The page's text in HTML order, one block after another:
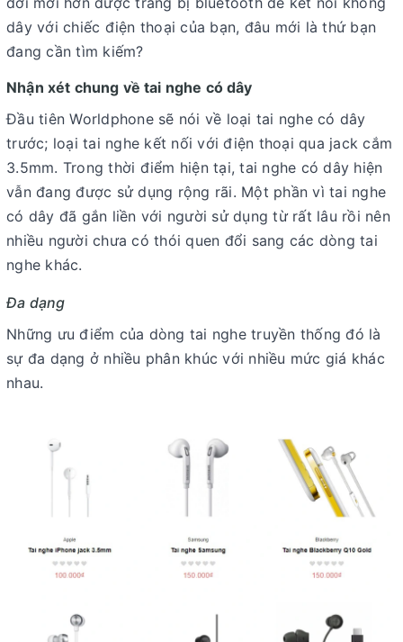
dây với chiếc điện thoại của bạn, đâu mới là thứ bạn
đang cần tìm kiếm?
Nhận xét chung về tai nghe có dây
Đầu tiên Worldphone sẽ nói về loại tai nghe có dây
trước; loại tai nghe kết nối với điện thoại qua jack cắm
3.5mm. Trong thời điểm hiện tại, tai nghe có dây hiện
vẫn đang được sử dụng rộng rãi. Một phần vì tai nghe
có dây đã gắn liền với người sử dụng từ rất lâu rồi nên
nhiều người chưa có thói quen đổi sang các dòng tai
nghe khác.
Đa dạng
Những ưu điểm của dòng tai nghe truyền thống đó là
sự đa dạng ở nhiều phân khúc với nhiều mức giá khác
nhau.